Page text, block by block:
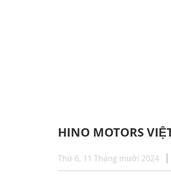
(KL kéo theo: 39
HINO MOTORS
Thứ 6, 11 Tháng mười 2024